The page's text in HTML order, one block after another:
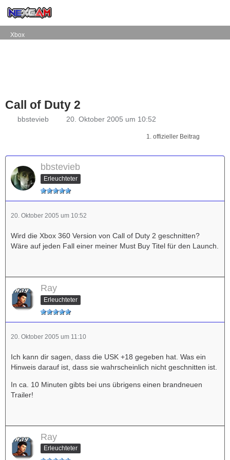
Xbox
Call of Duty 2
bbstevieb 20. Oktober 2005 um 10:52
1. offizieller Beitrag
bbstevieb
Erleuchteter
20. Oktober 2005 um 10:52
Wird die Xbox 360 Version von Call of Duty 2 geschnitten?
Wäre auf jeden Fall einer meiner Must Buy Titel für den Launch.
Ray
Erleuchteter
20. Oktober 2005 um 11:10
Ich kann dir sagen, dass die USK +18 gegeben hat. Was ein
Hinweis darauf ist, dass sie wahrscheinlich nicht geschnitten ist.
In ca. 10 Minuten gibts bei uns übrigens einen brandneuen
Trailer!
Ray
Erleuchteter